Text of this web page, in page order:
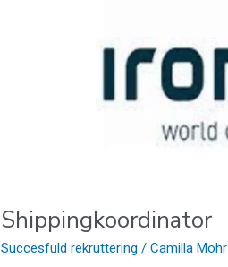
Shippingkoordinator
Succesfuld rekruttering /Camilla Mohr